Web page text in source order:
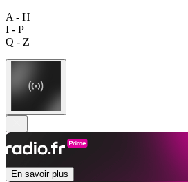
A - H
I - P
Q - Z
En savoir plus